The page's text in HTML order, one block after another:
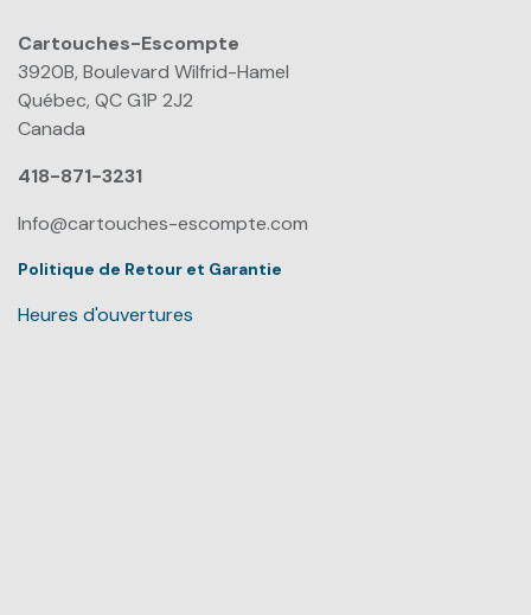
Cartouches-Escompte
3920B, Boulevard Wilfrid-Hamel
Québec, QC G1P 2J2
Canada
418-871-3231
Info@cartouches-escompte.com
Politique de Retour et Garantie
Heures d'ouvertures